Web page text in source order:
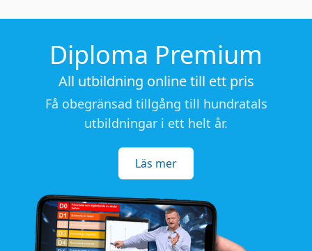
Diploma Premium
All utbildning online till ett pris
Få obegränsad tillgång till hundratals
utbildningar i ett helt år.
Läs mer